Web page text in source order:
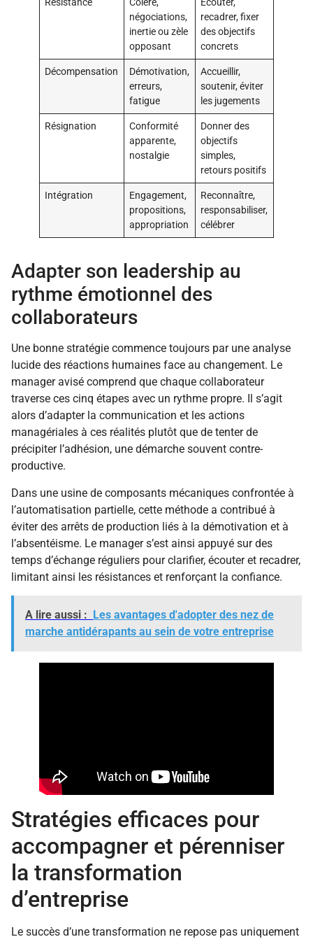
Résistance
Colère,
négociations,
inertie ou zèle
opposant
Écouter,
recadrer, fixer
des objectifs
concrets
Décompensation
Démotivation,
erreurs,
fatigue
Accueillir,
soutenir, éviter
les jugements
Résignation
Conformité
apparente,
nostalgie
Donner des
objectifs
simples,
retours positifs
Intégration
Engagement,
propositions,
appropriation
Reconnaître,
responsabiliser,
célébrer
Adapter son leadership au
rythme émotionnel des
collaborateurs
Une bonne stratégie commence toujours par une analyse
lucide des réactions humaines face au changement. Le
manager avisé comprend que chaque collaborateur
traverse ces cinq étapes avec un rythme propre. Il s’agit
alors d’adapter la communication et les actions
managériales à ces réalités plutôt que de tenter de
précipiter l’adhésion, une démarche souvent contre-
productive.
Dans une usine de composants mécaniques confrontée à
l’automatisation partielle, cette méthode a contribué à
éviter des arrêts de production liés à la démotivation et à
l’absentéisme. Le manager s’est ainsi appuyé sur des
temps d’échange réguliers pour clarifier, écouter et recadrer,
limitant ainsi les résistances et renforçant la confiance.
A lire aussi : Les avantages d'adopter des nez de
marche antidérapants au sein de votre entreprise
Stratégies efficaces pour
accompagner et pérenniser
la transformation
d’entreprise
Le succès d’une transformation ne repose pas uniquement